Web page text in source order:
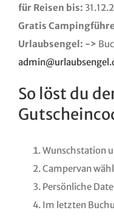
für Reisen bis:
Gratis
Urlaubsengel: ->
So löst du
Wunschstation
Campervan
Persönliche
Im letzten